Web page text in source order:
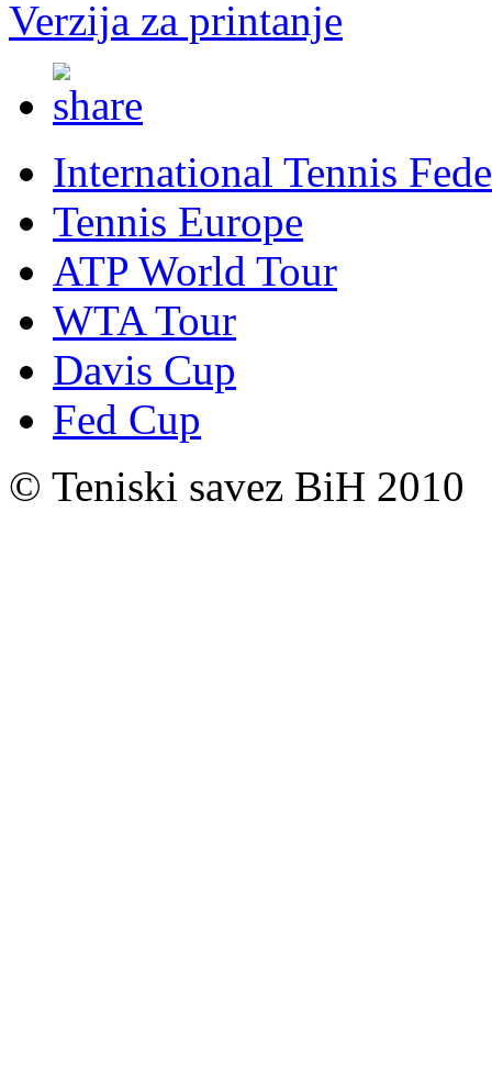
Verzija za printanje
International Tennis
Tennis Europe
ATP World Tour
WTA Tour
Davis Cup
Fed Cup
© Teniski savez BiH 2010